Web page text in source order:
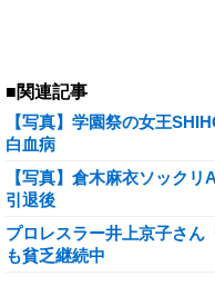
■関連記事
【写真】学園祭の女王
白血病
【写真】倉木麻衣ソック
引退後
プロレスラー井上京子さ
も貧乏継続中